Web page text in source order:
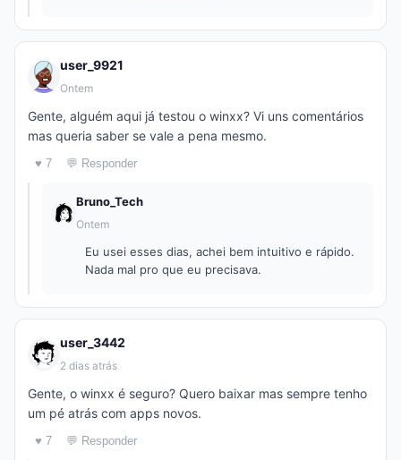
user_9921
Ontem
Gente, alguém aqui já testou o winxx? Vi uns comentários
mas queria saber se vale a pena mesmo.
♥ 7 💬 Responder
Bruno_Tech
Ontem
Eu usei esses dias, achei bem intuitivo e rápido.
Nada mal pro que eu precisava.
user_3442
2 dias atrás
Gente, o winxx é seguro? Quero baixar mas sempre tenho
um pé atrás com apps novos.
♥ 7 💬 Responder